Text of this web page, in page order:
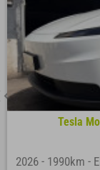
Tesla
2026 - 1990km -